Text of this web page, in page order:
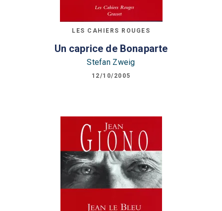
LES CAHIERS ROUGES
Un caprice de Bonaparte
Stefan Zweig
12/10/2005